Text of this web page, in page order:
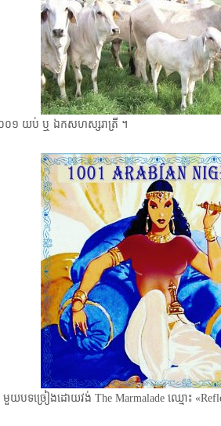
០០១ ​យប់ ​ឬ ឯកសហស្សរាត្រី ។
មួយបទច្រៀងដោយ​វង់ The Marmalade ឈ្មោះ​